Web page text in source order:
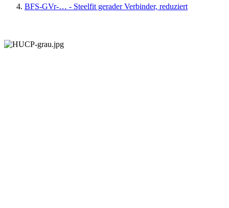
BFS-GVr-… - Steelfit gerader Verbinder, reduziert